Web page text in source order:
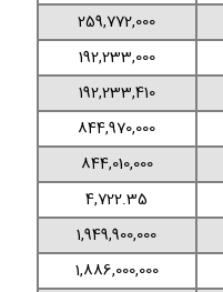
259,772,000
192,233,000
192,233,410
844,970,000
844,010,000
4,722.35
1,949,900,000
1,886,000,000